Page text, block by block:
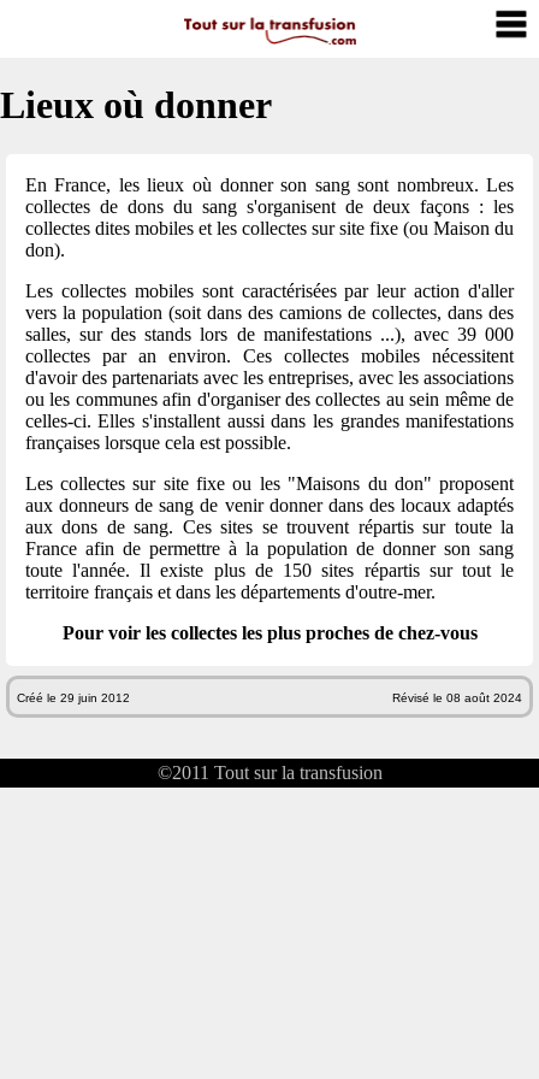
Lieux où donner
En France, les lieux où donner son sang sont nombreux. Les
collectes de dons du sang s'organisent de deux façons : les
collectes dites mobiles et les collectes sur site fixe (ou Maison du
don).
Les collectes mobiles sont caractérisées par leur action d'aller
vers la population (soit dans des camions de collectes, dans des
salles, sur des stands lors de manifestations ...), avec 39 000
collectes par an environ. Ces collectes mobiles nécessitent
d'avoir des partenariats avec les entreprises, avec les associations
ou les communes afin d'organiser des collectes au sein même de
celles-ci. Elles s'installent aussi dans les grandes manifestations
françaises lorsque cela est possible.
Les collectes sur site fixe ou les "Maisons du don" proposent
aux donneurs de sang de venir donner dans des locaux adaptés
aux dons de sang. Ces sites se trouvent répartis sur toute la
France afin de permettre à la population de donner son sang
toute l'année. Il existe plus de 150 sites répartis sur tout le
territoire français et dans les départements d'outre-mer.
Pour voir les collectes les plus proches de chez-vous
Créé le 29 juin 2012 Révisé le 08 août 2024
©2011 Tout sur la transfusion